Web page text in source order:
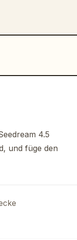
4.5
und füge den